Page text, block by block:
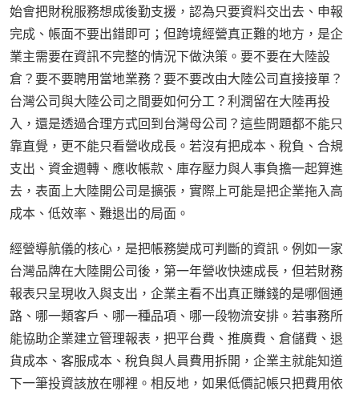
始會把財稅服務想成後勤支援，認為只要資料交出去、申報
完成、帳面不要出錯即可；但跨境經營真正難的地方，是企
業主需要在資訊不完整的情況下做決策。要不要在大陸設
倉？要不要聘用當地業務？要不要改由大陸公司直接接單？
台灣公司與大陸公司之間要如何分工？利潤留在大陸再投
入，還是透過合理方式回到台灣母公司？這些問題都不能只
靠直覺，更不能只看營收成長。若沒有把成本、稅負、合規
支出、資金週轉、應收帳款、庫存壓力與人事負擔一起算進
去，表面上大陸開公司是擴張，實際上可能是把企業拖入高
成本、低效率、難退出的局面。
經營導航儀的核心，是把帳務變成可判斷的資訊。例如一家
台灣品牌在大陸開公司後，第一年營收快速成長，但若財務
報表只呈現收入與支出，企業主看不出真正賺錢的是哪個通
路、哪一類客戶、哪一種品項、哪一段物流安排。若事務所
能協助企業建立管理報表，把平台費、推廣費、倉儲費、退
貨成本、客服成本、稅負與人員費用拆開，企業主就能知道
下一筆投資該放在哪裡。相反地，如果低價記帳只把費用依